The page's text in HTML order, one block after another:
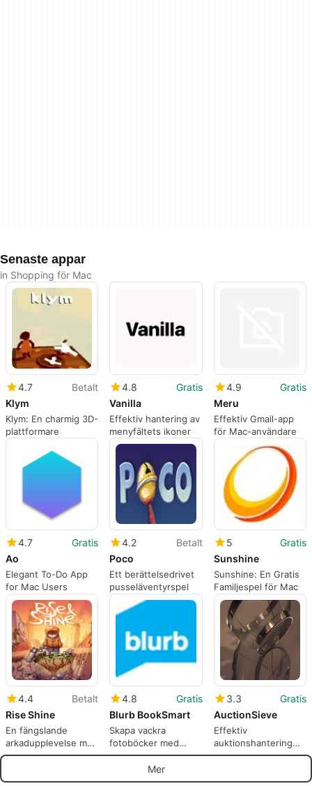
Senaste appar
in Shopping för Mac
4.7
Betalt
Klym
Klym: En charmig 3D-
plattformare
4.8
Gratis
Vanilla
Effektiv hantering av
menyfältets ikoner
4.9
Gratis
Meru
Effektiv Gmail-app
för Mac-användare
4.7
Gratis
Ao
Elegant To-Do App
for Mac Users
4.2
Betalt
Poco
Ett berättelsedrivet
pusseläventyrspel
5
Gratis
Sunshine
Sunshine: En Gratis
Familjespel för Mac
4.4
Betalt
Rise Shine
En fängslande
arkadupplevelse med
Rise Shine
4.8
Gratis
Blurb BookSmart
Skapa vackra
fotoböcker med
Blurb BookSmart
3.3
Gratis
AuctionSieve
Effektiv
auktionshantering
med AuctionSieve
Mer